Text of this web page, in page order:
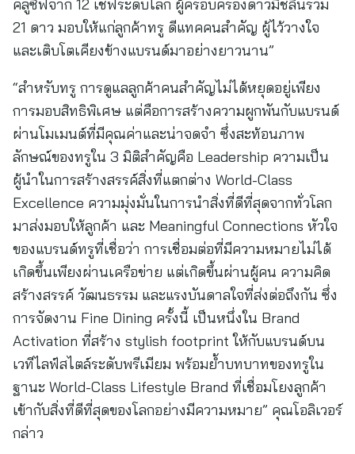
คลูซีฟจาก 12 เชฟระดับโลก ผู้ครอบครองดาวมิชลินรวม
21 ดาว มอบให้แก่ลูกค้าทรู ดีแทคคนสำคัญ ผู้ไว้วางใจ
และเติบโตเคียงข้างแบรนด์มาอย่างยาวนาน”
“สำหรับทรู การดูแลลูกค้าคนสำคัญไม่ได้หยุดอยู่เพียง
การมอบสิทธิพิเศษ แต่คือการสร้างความผูกพันกับแบรนด์
ผ่านโมเมนต์ที่มีคุณค่าและน่าจดจำ ซึ่งสะท้อนภาพ
ลักษณ์ของทรูใน 3 มิติสำคัญคือ Leadership ความเป็น
ผู้นำในการสร้างสรรค์สิ่งที่แตกต่าง World-Class
Excellence ความมุ่งมั่นในการนำสิ่งที่ดีที่สุดจากทั่วโลก
มาส่งมอบให้ลูกค้า และ Meaningful Connections หัวใจ
ของแบรนด์ทรูที่เชื่อว่า การเชื่อมต่อที่มีความหมายไม่ได้
เกิดขึ้นเพียงผ่านเครือข่าย แต่เกิดขึ้นผ่านผู้คน ความคิด
สร้างสรรค์ วัฒนธรรม และแรงบันดาลใจที่ส่งต่อถึงกัน ซึ่ง
การจัดงาน Fine Dining ครั้งนี้ เป็นหนึ่งใน Brand
Activation ที่สร้าง stylish footprint ให้กับแบรนด์บน
เวทีไลฟ์สไตล์ระดับพรีเมียม พร้อมย้ำบทบาทของทรูใน
ฐานะ World-Class Lifestyle Brand ที่เชื่อมโยงลูกค้า
เข้ากับสิ่งที่ดีที่สุดของโลกอย่างมีความหมาย” คุณโอลิเวอร์
กล่าว